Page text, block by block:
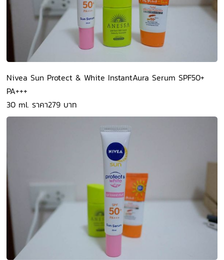
Nivea Sun Protect & White InstantAura Serum SPF50+
PA+++
30 ml. ราคา279 บาท